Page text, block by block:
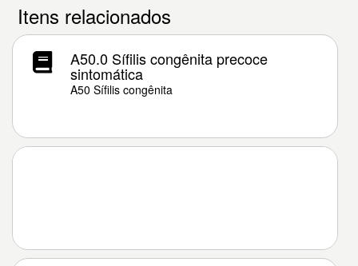
Itens relacionados
A50.0 Sífilis congênita precoce
sintomática
A50 Sífilis congênita